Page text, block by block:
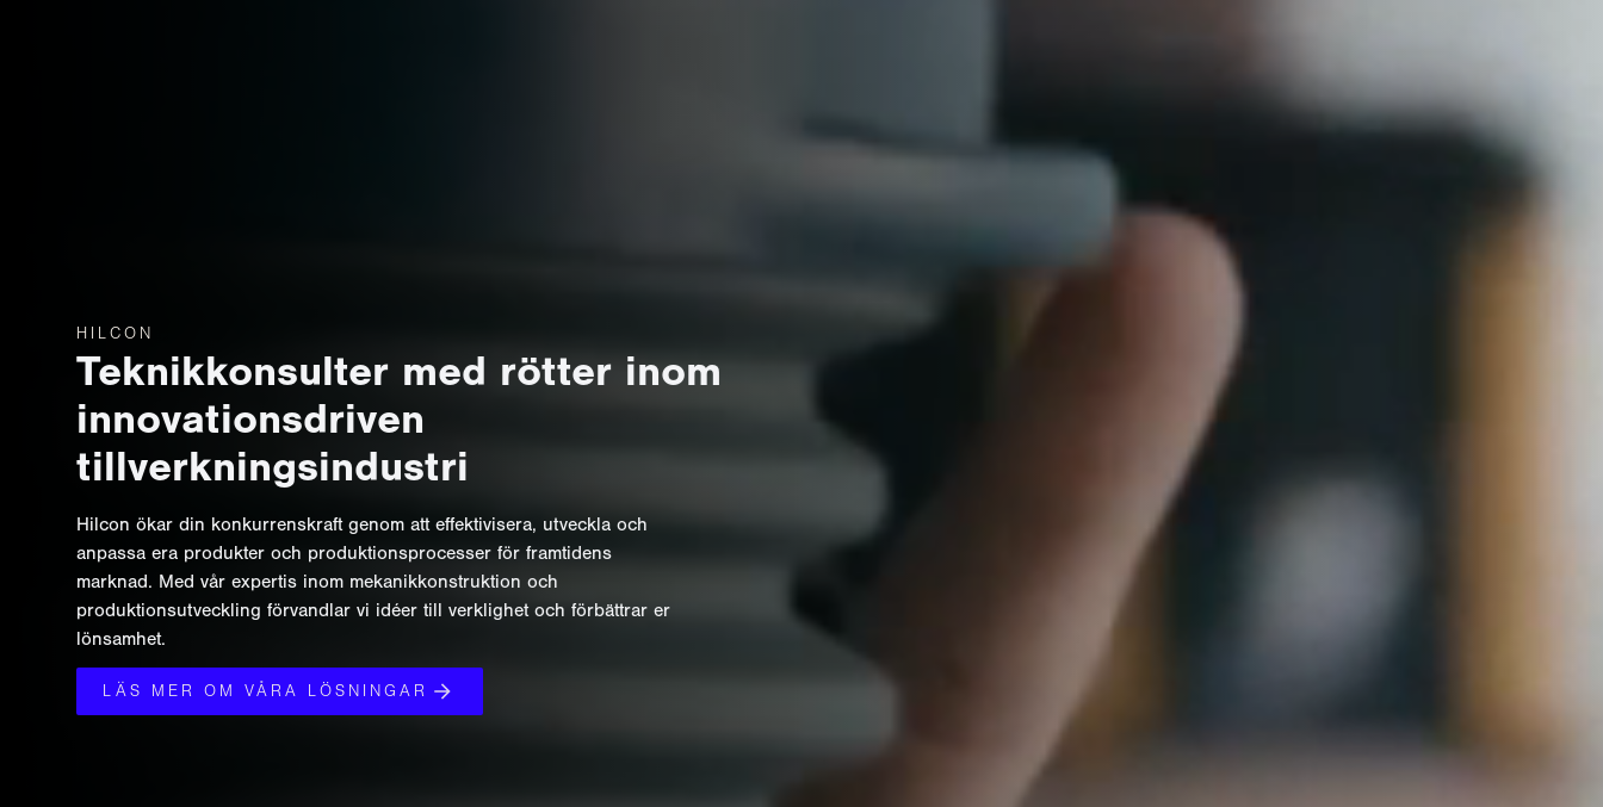
HILCON
Teknikkonsulter med rötter inom
innovationsdriven
tillverkningsindustri
Hilcon ökar din konkurrenskraft genom att effektivisera, utveckla och
anpassa era produkter och produktionsprocesser för framtidens
marknad. Med vår expertis inom mekanikkonstruktion och
produktionsutveckling förvandlar vi idéer till verklighet och förbättrar er
lönsamhet.
LÄS MER OM VÅRA LÖSNINGAR